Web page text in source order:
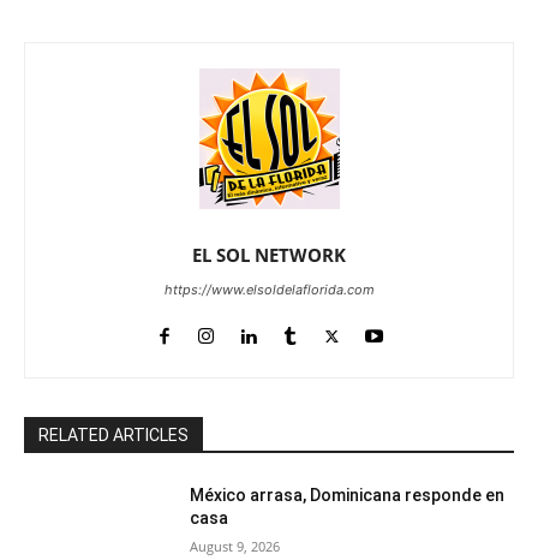
EL SOL NETWORK
https://www.elsoldelaflorida.com
RELATED ARTICLES
México arrasa, Dominicana responde en
casa
August 9, 2026